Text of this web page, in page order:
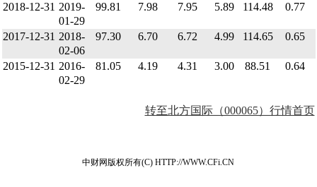
2018-12-31 2019-
01-29
99.81 7.98 7.95 5.89 114.48 0.77
2017-12-31 2018-
02-06
97.30 6.70 6.72 4.99 114.65 0.65
2015-12-31 2016-
02-29
81.05 4.19 4.31 3.00 88.51 0.64
转至北方国际（000065）行情首页
中财网版权所有(C) HTTP://WWW.CFi.CN